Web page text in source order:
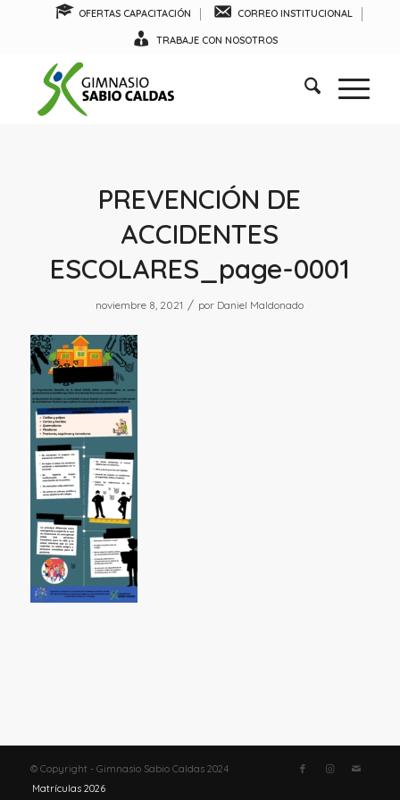
OFERTAS CAPACITACIÓN CORREO INSTITUCIONAL
TRABAJE CON NOSOTROS
PREVENCIÓN DE
ACCIDENTES
ESCOLARES_page-0001
noviembre 8, 2021 / por Daniel Maldonado
© Copyright - Gimnasio Sabio Caldas 2024
Matrículas 2026